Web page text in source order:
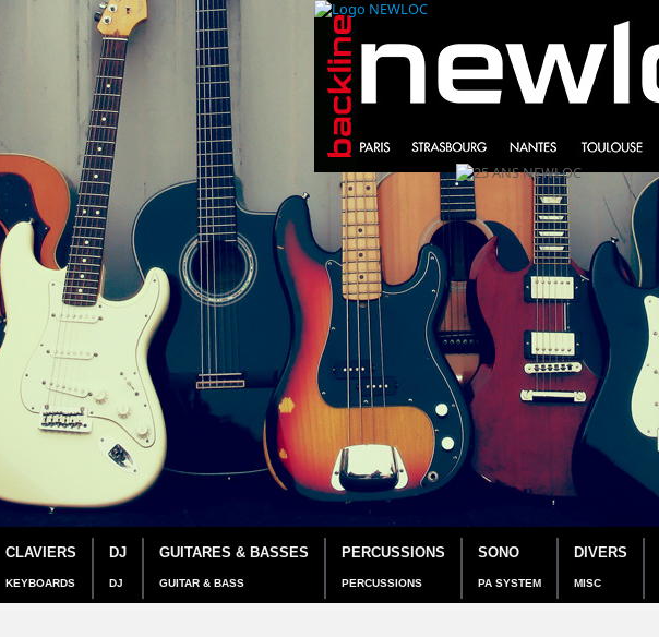
CLAVIERS
KEYBOARDS
DJ
DJ
GUITARES & BASSES
GUITAR & BASS
PERCUSSIONS
PERCUSSIONS
SONO
PA SYSTEM
DIVERS
MISC